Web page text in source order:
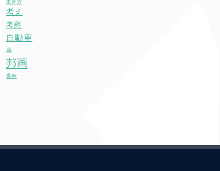
生き方
考え
考察
自動車
車
邦画
青春